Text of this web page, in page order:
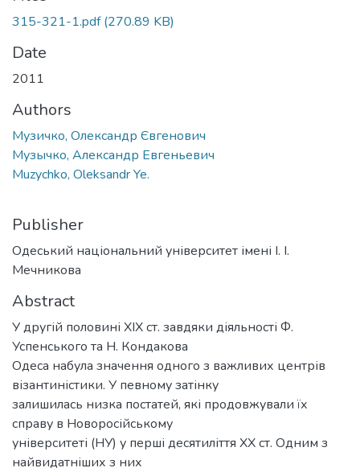
315-321-1.pdf(270.89 KB)
Date
2011
Authors
Музичко, Олександр Євгенович
Музычко, Александр Евгеньевич
Muzychko, Oleksandr Ye.
Publisher
Одеський національний університет імені І. І.
Мечникова
Abstract
У другій половині ХІХ ст. завдяки діяльності Ф.
Успенського та Н. Кондакова
Одеса набула значення одного з важливих центрів
візантиністики. У певному затінку
залишилась низка постатей, які продовжували їх
справу в Новоросійському
університеті (НУ) у перші десятиліття ХХ ст. Одним з
найвидатніших з них